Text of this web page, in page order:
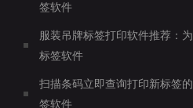
签软件
服装吊牌标签打印软件推荐：
标签软件
扫描条码立即查询打印新标签
签软件